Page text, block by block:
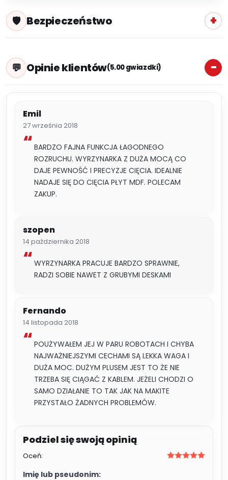
Bezpieczeństwo
Opinie klientów(5.00 gwiazdki)
Emil
27 września 2018
BARDZO FAJNA FUNKCJA ŁAGODNEGO
ROZRUCHU. WYRZYNARKA Z DUŻA MOCĄ CO
DAJE PEWNOŚĆ I PRECYZJE CIĘCIA. IDEALNIE
NADAJE SIĘ DO CIĘCIA PŁYT MDF. POLECAM
ZAKUP.
szopen
14 października 2018
WYRZYNARKA PRACUJE BARDZO SPRAWNIE,
RADZI SOBIE NAWET Z GRUBYMI DESKAMI
Fernando
14 listopada 2018
POUŻYWAŁEM JEJ W PARU ROBOTACH I CHYBA
NAJWAŻNIEJSZYMI CECHAMI SĄ LEKKA WAGA I
DUŻA MOC. DUŻYM PLUSEM JEST TO ŻE NIE
TRZEBA SIĘ CIĄGAĆ Z KABLEM. JEŻELI CHODZI O
SAMO DZIAŁANIE TO TAK JAK NA MAKITE
PRZYSTAŁO ŻADNYCH PROBLEMÓW.
Oceń:
Imię lub pseudonim: